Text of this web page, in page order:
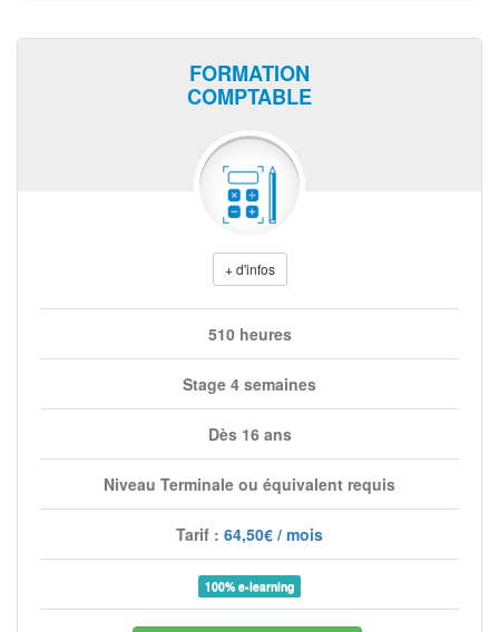
FORMATION
COMPTABLE
+ d'infos
510 heures
Stage 4 semaines
Dès 16 ans
Niveau Terminale ou équivalent requis
Tarif : 64,50€ / mois
100% e-learning